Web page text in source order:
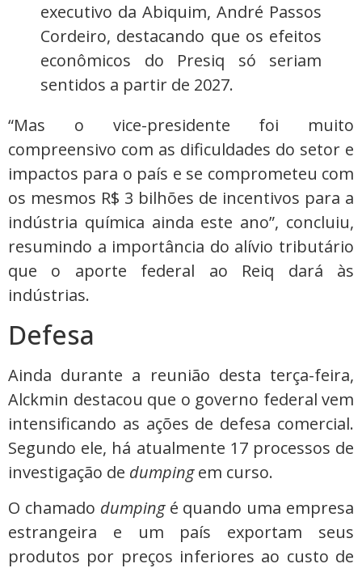
executivo da Abiquim, André Passos
Cordeiro, destacando que os efeitos
econômicos do Presiq só seriam
sentidos a partir de 2027.
“Mas o vice-presidente foi muito
compreensivo com as dificuldades do setor e
impactos para o país e se comprometeu com
os mesmos R$ 3 bilhões de incentivos para a
indústria química ainda este ano”, concluiu,
resumindo a importância do alívio tributário
que o aporte federal ao Reiq dará às
indústrias.
Defesa
Ainda durante a reunião desta terça-feira,
Alckmin destacou que o governo federal vem
intensificando as ações de defesa comercial.
Segundo ele, há atualmente 17 processos de
investigação de dumpingem curso.
O chamado dumpingé quando uma empresa
estrangeira e um país exportam seus
produtos por preços inferiores ao custo de